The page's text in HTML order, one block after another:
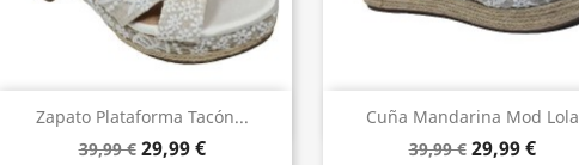
Zapato Plataforma Tacón...
39,99 € 29,99 €
Vista rápida
Cuña Mandarina Mod Lola
39,99 € 29,99 €
Vista rápida